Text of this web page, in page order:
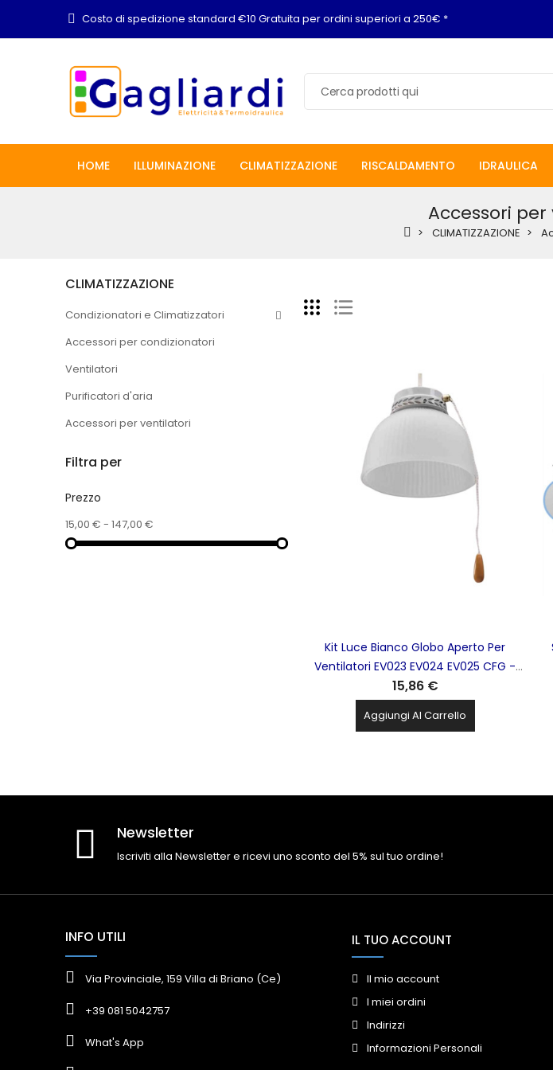
Costo di spedizione standard €10 Gratuita per ordini superiori a 250€ *
HOME ILLUMINAZIONE CLIMATIZZAZIONE RISCALDAMENTO IDRAULICA
Accessori
CLIMATIZZAZIONE
CLIMATIZZAZIONE
Condizionatori e Climatizzatori
Accessori per condizionatori
Ventilatori
Purificatori d'aria
Accessori per ventilatori
Filtra per
Prezzo
15,00 € - 147,00 €
Kit Luce Bianco Globo Aperto Per
Ventilatori EV023 EV024 EV025 CFG -
E337
15,86 €
Aggiungi Al Carrello
Newsletter
Iscriviti alla Newsletter e ricevi uno sconto del 5% sul tuo ordine!
INFO UTILI
Via Provinciale, 159 Villa di Briano (Ce)
+39 081 5042757
What's App
IL TUO ACCOUNT
Il mio account
I miei ordini
Indirizzi
Informazioni Personali